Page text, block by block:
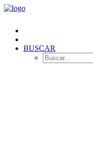
BUSCAR